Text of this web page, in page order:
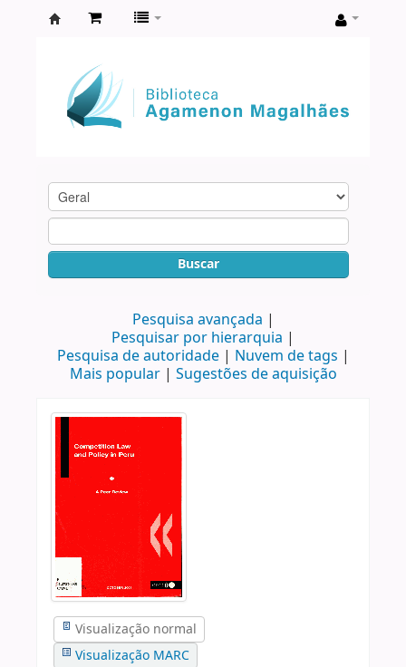
Agamenon
Magalhães
Buscar
Pesquisa avançada
Pesquisar por hierarquia
Pesquisa de autoridade
Nuvem de tags
Mais popular
Sugestões de aquisição
Visualização normal
Visualização MARC